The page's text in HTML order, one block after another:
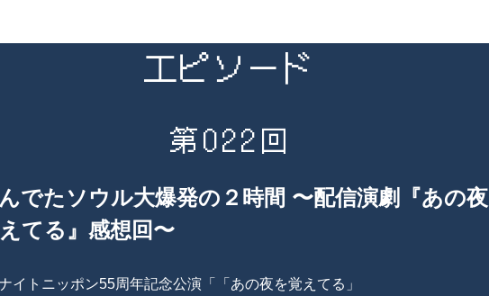
エピソード
第022回
でたソウル大爆発の２時間 〜配信演劇『あの夜
てる』感想回〜
イトニッポン55周年記念公演「「あの夜を覚えてる」